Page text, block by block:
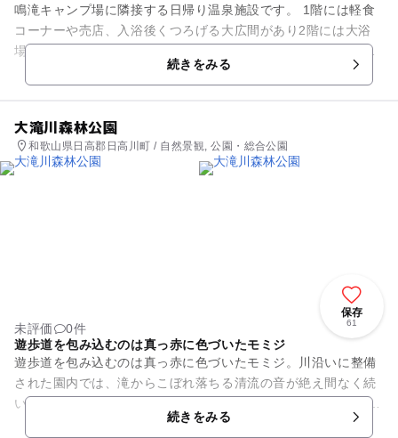
鳴滝キャンプ場に隣接する日帰り温泉施設です。 1階には軽食
コーナーや売店、入浴後くつろげる大広間があり2階には大浴
場と日高川を展望できる露天風呂があります。貸切の家族風呂
（要予約）もあるので、...続きをみる
大滝川森林公園
和歌山県日高郡日高川町 / 自然景観, 公園・総合公園
保存
61
未評価
0件
遊歩道を包み込むのは真っ赤に色づいたモミジ
遊歩道を包み込むのは真っ赤に色づいたモミジ。川沿いに整備
された園内では、滝からこぼれ落ちる清流の音が絶え間なく続
いています。 キノコやイノシシのかわいいモニュメントや遊
具、公園の奥に設けられた...続きをみる